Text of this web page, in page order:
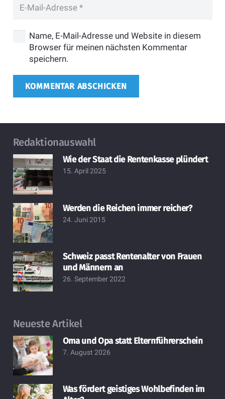
Name, E-Mail-Adresse und Website in diesem
Browser für meinen nächsten Kommentar
speichern.
KOMMENTAR ABSCHICKEN
Redaktionauswahl
Wie der Staat die Rentenkasse plündert
15. April 2025
Werden die Reichen immer reicher?
24. Juni 2015
Schweiz passt Rentenalter von Frauen
und Männern an
26. September 2022
Neueste Artikel
Oma und Opa statt Elternführerschein
7. August 2026
Was fördert geistiges Wohlbefinden im